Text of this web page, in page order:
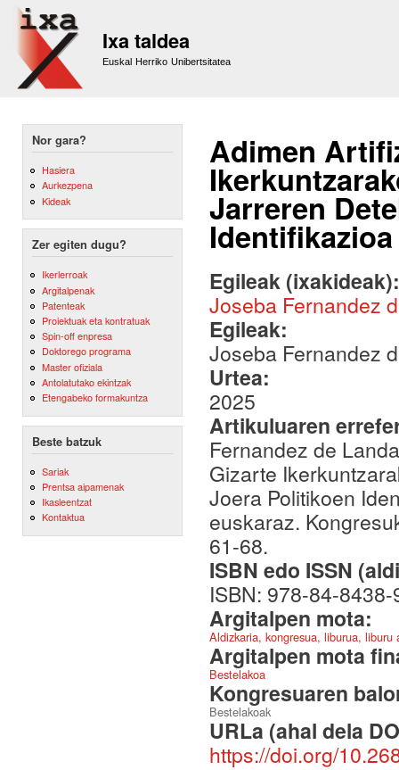
Ixa taldea
Euskal Herriko Unibertsitatea
Nor gara?
Hasiera
Aurkezpena
Kideak
Zer egiten dugu?
Ikerlerroak
Argitalpenak
Patenteak
Proiektuak eta kontratuak
Spin-off enpresa
Doktorego programa
Master ofiziala
Antolatutako ekintzak
Etengabeko formakuntza
Beste batzuk
Sariak
Prentsa aipamenak
Ikasleentzat
Kontaktua
Adimen
Jarreren
Identifikazioa
Egileak
Joseba Fernandez
Egileak:
Joseba Fernandez
Urtea:
2025
Artikuluaren
Fernandez de
Gizarte
Joera Politikoen
euskaraz.
61-68.
ISBN edo ISSN
ISBN: 978-84-
Argitalpen mota:
Aldizkaria, kongresua, liburua,
Argitalpen mota
Bestelakoa
Kongresuaren
Bestelakoak
URLa (ahal dela
https://doi.org/